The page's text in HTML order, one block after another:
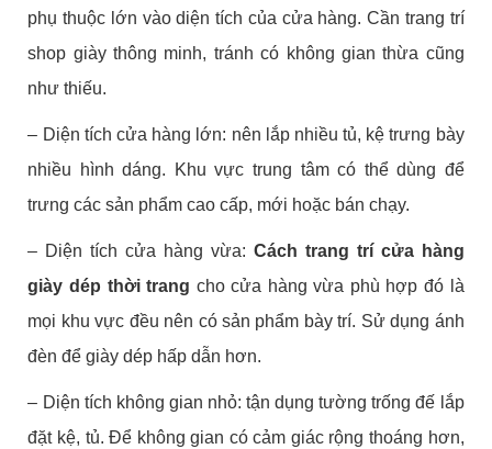
phụ thuộc lớn vào diện tích của cửa hàng. Cần trang trí
shop giày thông minh, tránh có không gian thừa cũng
như thiếu.
– Diện tích cửa hàng lớn: nên lắp nhiều tủ, kệ trưng bày
nhiều hình dáng. Khu vực trung tâm có thể dùng để
trưng các sản phẩm cao cấp, mới hoặc bán chạy.
– Diện tích cửa hàng vừa: Cách trang trí cửa hàng
giày dép thời trang cho cửa hàng vừa phù hợp đó là
mọi khu vực đều nên có sản phẩm bày trí. Sử dụng ánh
đèn để giày dép hấp dẫn hơn.
– Diện tích không gian nhỏ: tận dụng tường trống đế lắp
đặt kệ, tủ. Để không gian có cảm giác rộng thoáng hơn,